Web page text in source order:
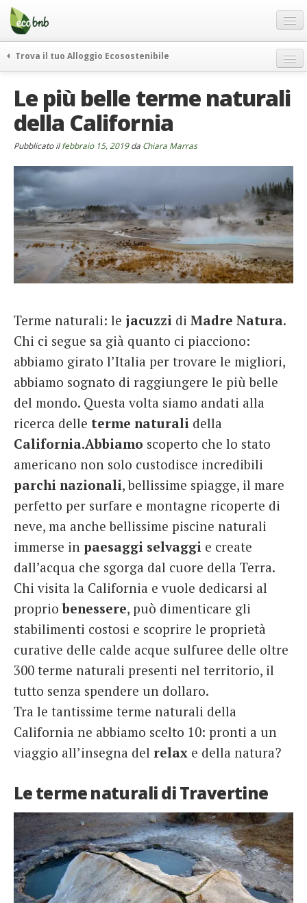
Menu
Salta
contenuto
Offerte Speciali
Regali
FAQ
Chi Siamo
Partner
Contatti
Italiano
German
English
French
Italiano
Trova il tuo Alloggio Ecosostenibile
itinerari
curiosità
vivere e viaggiare verde
ecohotel
rassegna stampa
Le più belle terme naturali
della California
Pubblicato ilfebbraio 15, 2019da Chiara Marras
Terme naturali: le jacuzzi di Madre Natura.
Chi ci segue sa già quanto ci piacciono:
abbiamo girato l’Italia per trovare le migliori,
abbiamo sognato di raggiungere le più belle
del mondo. Questa volta siamo andati alla
ricerca delle terme naturali della
California.Abbiamo scoperto che lo stato
americano non solo custodisce incredibili
parchi nazionali, bellissime spiagge, il mare
perfetto per surfare e montagne ricoperte di
neve, ma anche bellissime piscine naturali
immerse in paesaggi selvaggi e create
dall’acqua che sgorga dal cuore della Terra.
Chi visita la California e vuole dedicarsi al
propriobenessere, può dimenticare gli
stabilimenti costosi e scoprire le proprietà
curative delle calde acque sulfuree delle oltre
300 terme naturali presenti nel territorio, il
tutto senza spendere un dollaro.
Tra le tantissime terme naturali della
California ne abbiamo scelto 10: pronti a un
viaggio all’insegna del relax e della natura?
Le terme naturali di Travertine